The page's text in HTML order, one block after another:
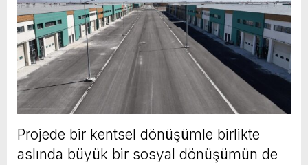
Projede bir kentsel dönüşümle birlikte
aslında büyük bir sosyal dönüşümün de